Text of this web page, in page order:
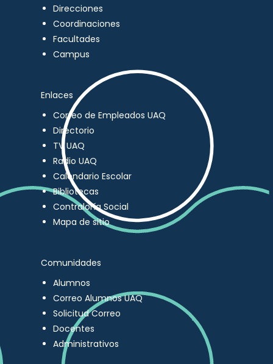
Direcciones
Coordinaciones
Facultades
Campus
Enlaces
Correo de Empleados UAQ
Directorio
TV UAQ
Radio UAQ
Calendario Escolar
Bibliotecas
Contraloría Social
Mapa de sitio
Comunidades
Alumnos
Correo Alumnos UAQ
Solicitud Correo
Docentes
Administrativos